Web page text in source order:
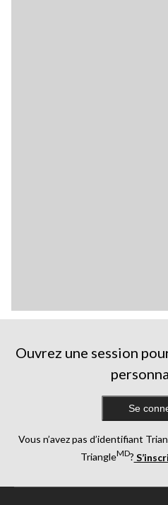
Ouvrez une session
Se
Vous n’avez pas d’identifiant
TriangleMD?